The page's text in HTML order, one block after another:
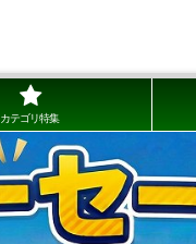
カテゴリ特集